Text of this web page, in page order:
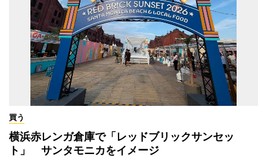
買う
横浜赤レンガ倉庫で「レッドブリックサンセッ
ト」 サンタモニカをイメージ